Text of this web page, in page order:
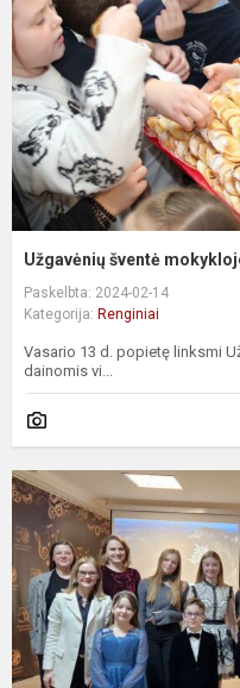
Užgavėnių šventė
Paskelbta: 2024-02-14
Kategorija: Renginiai
Vasario 13 d. popietę linksmi
dainomis vi...